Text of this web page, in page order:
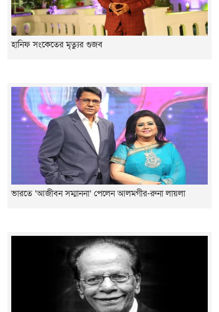
হানিফ সংকেতের মৃত্যুর গুজব
ভারতে ‘আজীবন সম্মাননা’ পেলেন আলমগীর-রুনা লায়লা